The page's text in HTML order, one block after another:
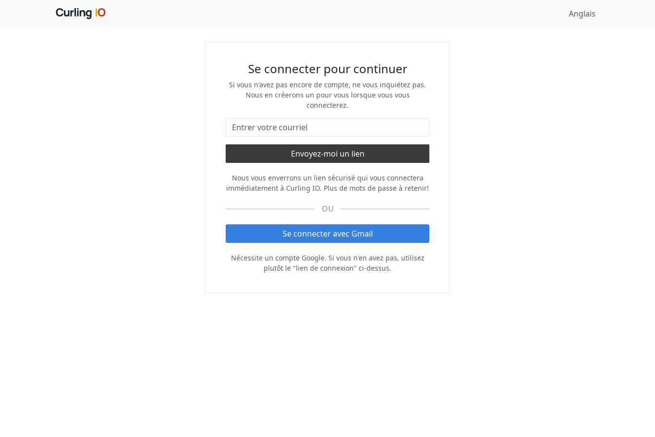
Anglais
Se connecter pour continuer
Si vous n'avez pas encore de compte, ne vous inquiétez pas.
Nous en créerons un pour vous lorsque vous vous
connecterez.
Nous vous enverrons un lien sécurisé qui vous connectera
immédiatement à Curling IO. Plus de mots de passe à retenir!
OU
Se connecter avec Gmail
Nécessite un compte Google. Si vous n'en avez pas, utilisez
plutôt le "lien de connexion" ci‑dessus.